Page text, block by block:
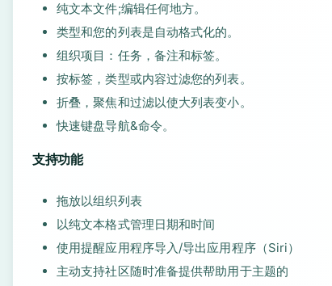
纯文本文件;编辑任何地方。
类型和您的列表是自动格式化的。
组织项目：任务，备注和标签。
按标签，类型或内容过滤您的列表。
折叠，聚焦和过滤以使大列表变小。
快速键盘导航&命令。
支持功能
拖放以组织列表
以纯文本格式管理日期和时间
使用提醒应用程序导入/导出应用程序（Siri）
主动支持社区随时准备提供帮助用于主题的